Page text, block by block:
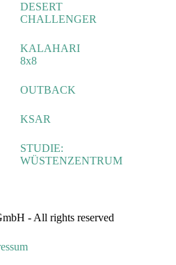
DESERT
CHALLENGER
KALAHARI
8x8
OUTBACK
KSAR
STUDIE:
WÜSTENZENTRUM
- All rights reserved